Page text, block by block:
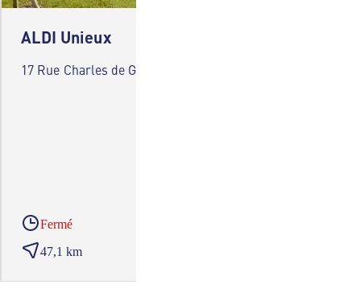
ALDI Unieux
17 Rue Charles de Gaulle 42240 Unieux
Fermé
47,1 km